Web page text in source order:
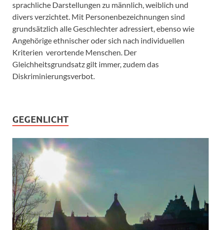
sprachliche Darstellungen zu männlich, weiblich und
divers verzichtet. Mit Personenbezeichnungen sind
grundsätzlich alle Geschlechter adressiert, ebenso wie
Angehörige ethnischer oder sich nach individuellen
Kriterien verortende Menschen. Der
Gleichheitsgrundsatz gilt immer, zudem das
Diskriminierungsverbot.
GEGENLICHT